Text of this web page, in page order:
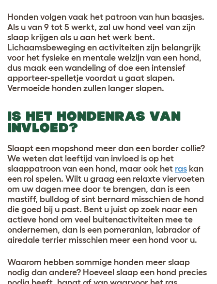
Honden volgen vaak het patroon van hun baasjes.
Als u van 9 tot 5 werkt, zal uw hond veel van zijn
slaap krijgen als u aan het werk bent.
Lichaamsbeweging en activiteiten zijn belangrijk
voor het fysieke en mentale welzijn van een hond,
dus maak een wandeling of doe een intensief
apporteer-spelletje voordat u gaat slapen.
Vermoeide honden zullen langer slapen.
IS HET HONDENRAS VAN
INVLOED?
Slaapt een mopshond meer dan een border collie?
We weten dat leeftijd van invloed is op het
slaappatroon van een hond, maar ook het ras kan
een rol spelen. Wilt u graag een relaxte viervoeten
om uw dagen mee door te brengen, dan is een
mastiff, bulldog of sint bernard misschien de hond
die goed bij u past. Bent u juist op zoek naar een
actieve hond om veel buitenactiviteiten mee te
ondernemen, dan is een pomeranian, labrador of
airedale terrier misschien meer een hond voor u.
Waarom hebben sommige honden meer slaap
nodig dan andere? Hoeveel slaap een hond precies